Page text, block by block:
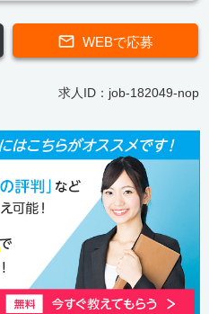
WEBで応募
求人ID：job-182049-nop